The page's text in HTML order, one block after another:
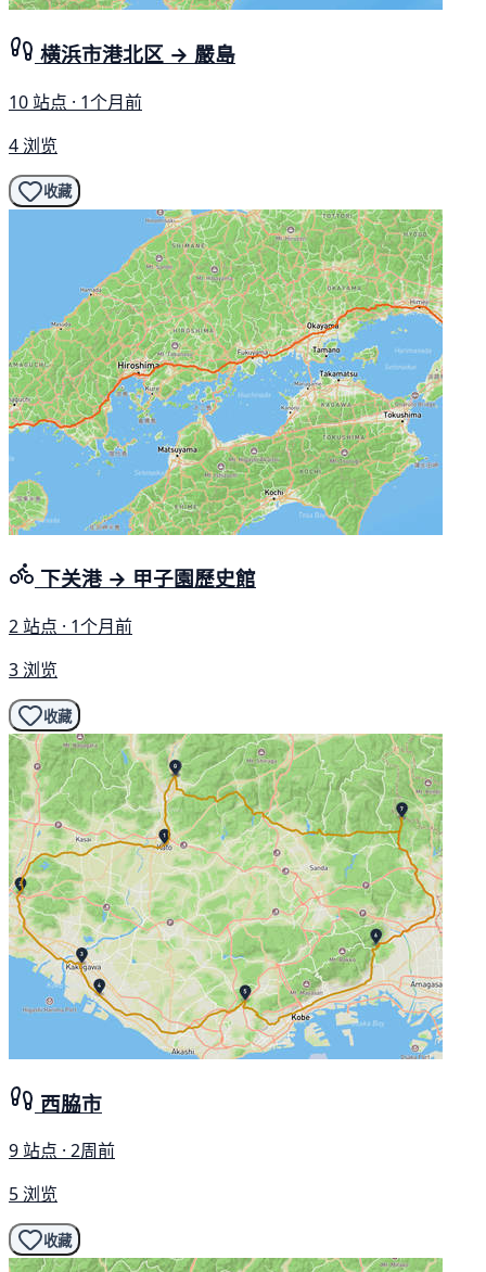
横浜市港北区 → 嚴島
10 站点 · 1个月前
4 浏览
收藏
下关港 → 甲子園歷史館
2 站点 · 1个月前
3 浏览
收藏
西脇市
9 站点 · 2周前
5 浏览
收藏